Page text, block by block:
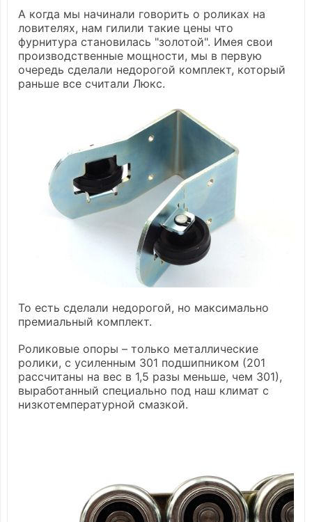
А когда мы начинали говорить о роликах на
ловителях, нам гилили такие цены что
фурнитура становилась "золотой". Имея свои
производственные мощности, мы в первую
очередь сделали недорогой комплект, который
раньше все считали Люкс.
То есть сделали недорогой, но максимально
премиальный комплект.
Роликовые опоры – только металлические
ролики, с усиленным 301 подшипником (201
рассчитаны на вес в 1,5 разы меньше, чем 301),
выработанный специально под наш климат с
низкотемпературной смазкой.